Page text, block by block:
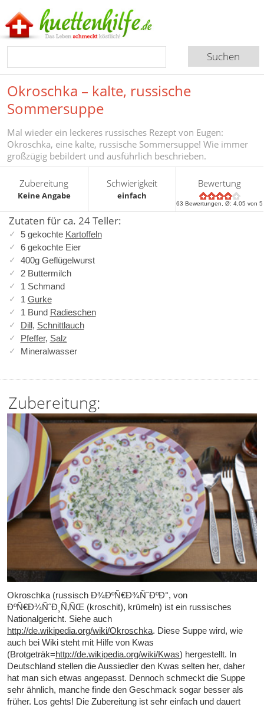
Okroschka – kalte, russische
Sommersuppe
Mal wieder ein leckeres russisches Rezept von Eugen:
Okroschka, eine kalte, russische Sommersuppe! Wie immer
großzügig bebildert und ausführlich beschrieben.
Zubereitung
Keine Angabe
Schwierigkeit
einfach
Bewertung
63 Bewertungen, Ø:4,05 von 5
Zutaten für ca. 24 Teller:
5 gekochte Kartoffeln
6 gekochte Eier
400g Geflügelwurst
2 Buttermilch
1 Schmand
1 Gurke
1 Bund Radieschen
Dill, Schnittlauch
Pfeffer, Salz
Mineralwasser
Zubereitung:
Okroschka (russisch Ð¾ÐºÑ€Ð¾ÑˆÐºÐ°, von
ÐºÑ€Ð¾ÑˆÐ¸Ñ‚ÑŒ (kroschit), krümeln) ist ein russisches
Nationalgericht. Siehe auch
http://de.wikipedia.org/wiki/Okroschka. Diese Suppe wird, wie
auch bei Wiki steht mit Hilfe von Kwas
(Brotgeträk=http://de.wikipedia.org/wiki/Kwas) hergestellt. In
Deutschland stellen die Aussiedler den Kwas selten her, daher
hat man sich etwas angepasst. Dennoch schmeckt die Suppe
sehr ähnlich, manche finde den Geschmack sogar besser als
früher. Los gehts! Die Zubereitung ist sehr einfach und dauert